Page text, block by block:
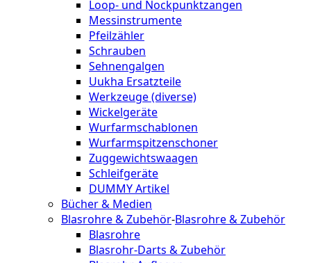
Loop- und Nockpunktzangen
Messinstrumente
Pfeilzähler
Schrauben
Sehnengalgen
Uukha Ersatzteile
Werkzeuge (diverse)
Wickelgeräte
Wurfarmschablonen
Wurfarmspitzenschoner
Zuggewichtswaagen
Schleifgeräte
DUMMY Artikel
Bücher & Medien
Blasrohre & Zubehör-Blasrohre & Zubehör
Blasrohre
Blasrohr-Darts & Zubehör